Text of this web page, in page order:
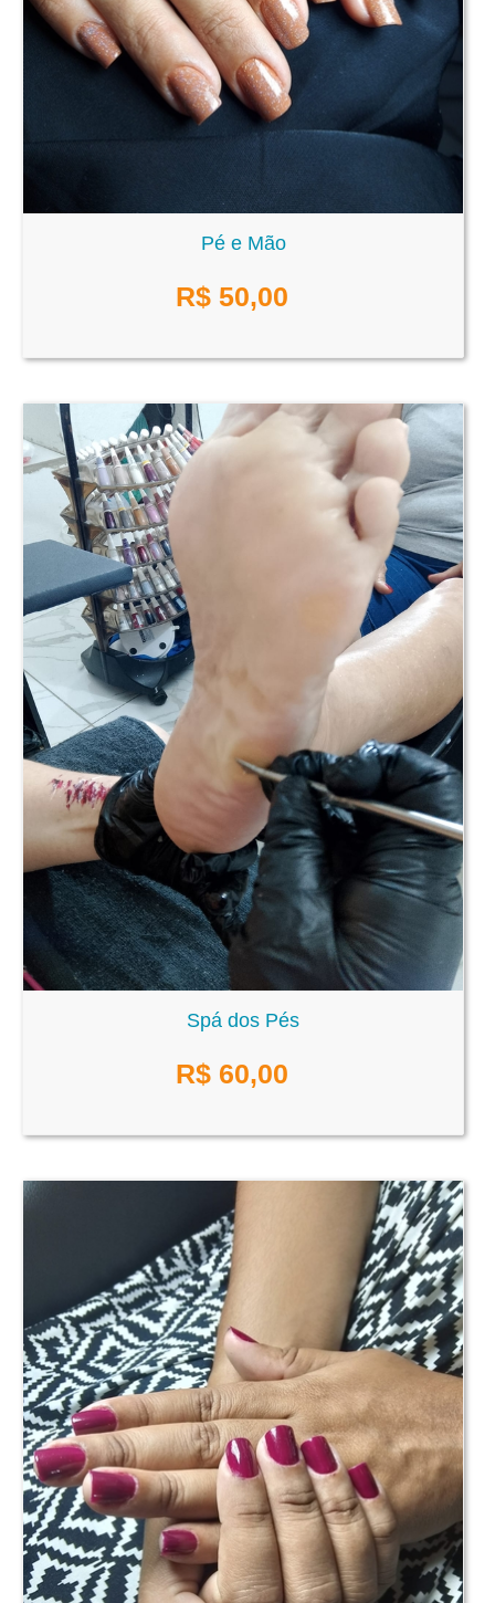
Pé e Mão
R$ 50,00
Spá dos Pés
R$ 60,00